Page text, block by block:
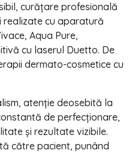
curățare profesională
realizate cu aparatură
Aqua Pure,
cu laserul Duetto. De
dermato-cosmetice cu
atenție deosebită la
de perfecționare,
și rezultate vizibile.
către pacient, punând